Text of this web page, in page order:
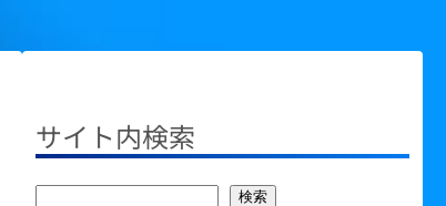
サイト内検索
検索